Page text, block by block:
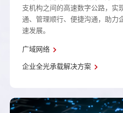
支机构之间的高速数字公路，实
通、管理顺行、便捷沟通，助力
速发展。
广域网络
企业全光承载解决方案